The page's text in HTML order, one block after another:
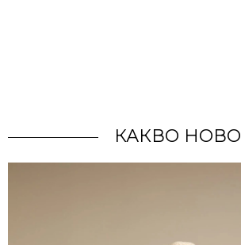
КАКВО НОВО